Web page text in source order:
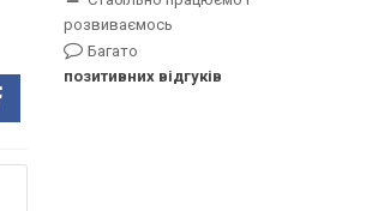
розвиваємось
Багато
позитивних відгуків